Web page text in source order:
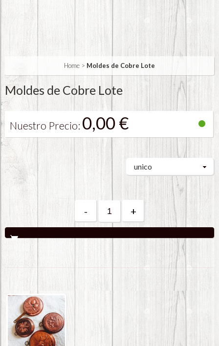
Home > Moldes de Cobre Lote
Moldes de Cobre Lote
Nuestro Precio: 0,00 €
unico
- +